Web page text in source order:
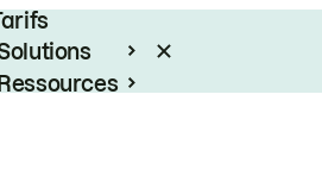
Ressources